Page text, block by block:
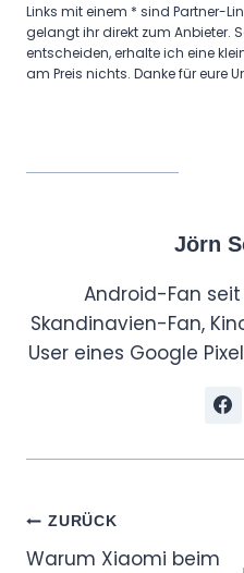
Links mit einem * sind Partner-
gelangt ihr direkt zum Anbieter.
entscheiden, erhalte ich eine
am Preis nichts. Danke für eure
Jörn
Android-Fan
Skandinavien-Fan,
User eines Google
ZURÜCK
Warum Xiaomi beim